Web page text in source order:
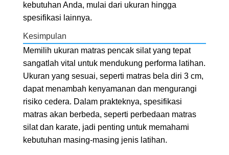
kebutuhan Anda, mulai dari ukuran hingga
spesifikasi lainnya.
Kesimpulan
Memilih ukuran matras pencak silat yang tepat
sangatlah vital untuk mendukung performa latihan.
Ukuran yang sesuai, seperti matras bela diri 3 cm,
dapat menambah kenyamanan dan mengurangi
risiko cedera. Dalam prakteknya, spesifikasi
matras akan berbeda, seperti perbedaan matras
silat dan karate, jadi penting untuk memahami
kebutuhan masing-masing jenis latihan.